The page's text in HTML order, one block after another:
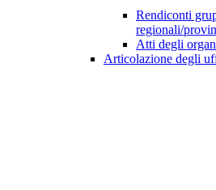
Rendiconti
regionali/
Atti degli
Articolazione degli